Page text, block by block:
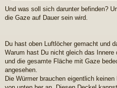
Und was soll sich darunter befinden?
die Gaze auf Dauer sein wird.
Du hast oben Luftlöcher gemacht und
Warum hast Du nicht gleich das
und die gesamte Fläche mit Gaze
angesehen.
Die Würmer brauchen eigentlich